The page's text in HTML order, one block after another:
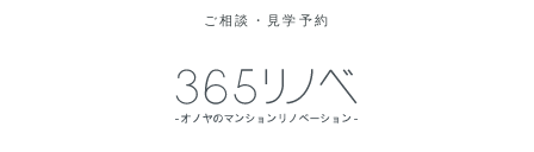
ご相談・見学予約